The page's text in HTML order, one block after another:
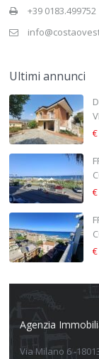
+39 0183.499752
Ultimi annunci
Agenzia
Via Milano 6 -